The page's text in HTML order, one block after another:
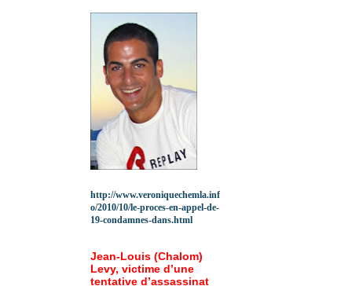
http://www.veroniquechemla.inf
o/2010/10/le-proces-en-appel-de-
19-condamnes-dans.html
Jean-Louis (Chalom)
Levy, victime d’une
tentative d’assassinat